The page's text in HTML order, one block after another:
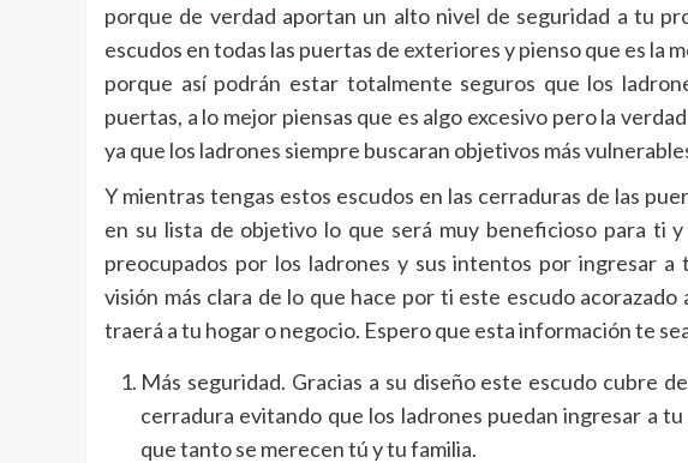
porque de verdad aportan un alto nivel de seguridad a tu
escudos en todas las puertas de exteriores y pienso que es la
porque así podrán estar totalmente seguros que los
puertas, a lo mejor piensas que es algo excesivo pero la
ya que los ladrones siempre buscaran objetivos más
Y mientras tengas estos escudos en las cerraduras de las
en su lista de objetivo lo que será muy beneficioso para ti
preocupados por los ladrones y sus intentos por ingresar
visión más clara de lo que hace por ti este escudo
traerá a tu hogar o negocio. Espero que esta información te
Más seguridad. Gracias a su diseño este escudo cubre
cerradura evitando que los ladrones puedan ingresar a
que tanto se merecen tú y tu familia.